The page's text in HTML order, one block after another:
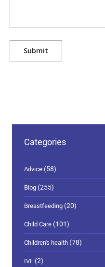
Categories
Advice (58)
Blog (255)
Breastfeeding (20)
Child Care (101)
Children's health (78)
IVF (2)